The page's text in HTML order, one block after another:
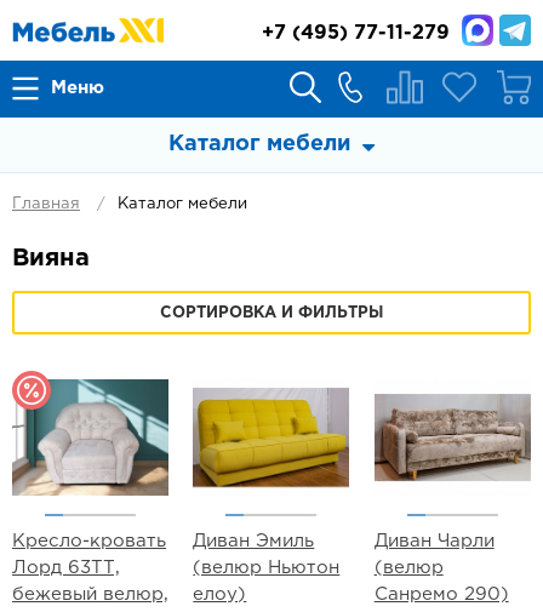
Меню
+7 (495) 77-11-279
Каталог мебели
Главная Каталог мебели
Вияна
СОРТИРОВКА И ФИЛЬТРЫ
Кресло-кровать
Лорд 63ТТ,
бежевый велюр,
Диван Эмиль
(велюр Ньютон
елоу)
Диван Чарли
(велюр
Санремо 290)